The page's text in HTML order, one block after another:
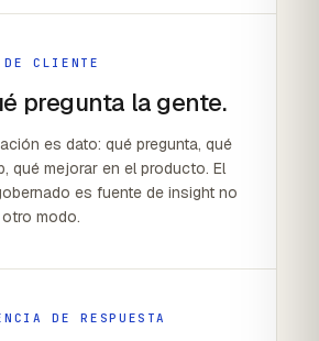
CLIENTE
pregunta la gente.
es dato: qué pregunta, qué
qué mejorar en el producto. El
es fuente de insight no
modo.
DE RESPUESTA